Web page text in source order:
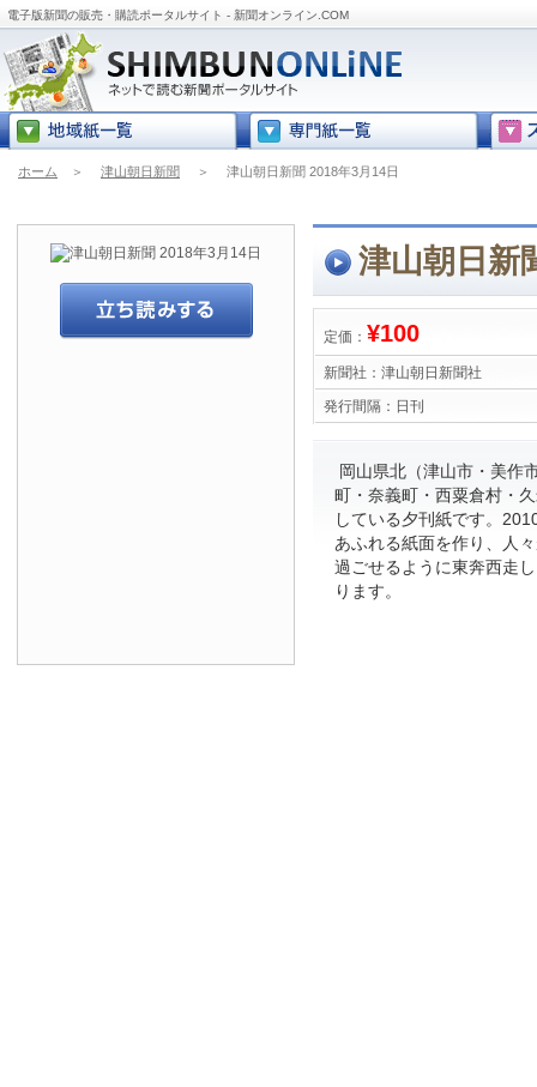
電子版新聞の販売・購読ポータルサイト - 新聞オンライン.COM
ホーム ＞ 津山朝日新聞 ＞ 津山朝日新聞 2018年3月14日
津山朝日新
定価： ¥100
新聞社： 津山朝日新聞社
発行間隔： 日刊
岡山県北（津山市・美作
町・奈義町・西粟倉村・
している夕刊紙です。
あふれる紙面を作り、人
過ごせるように東奔西走
ります。